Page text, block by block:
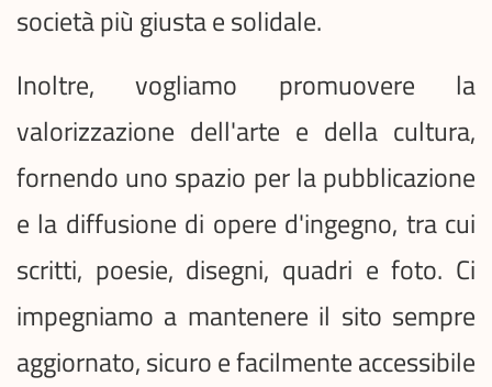
società più giusta e solidale.
Inoltre, vogliamo promuovere la
valorizzazione dell'arte e della cultura,
fornendo uno spazio per la pubblicazione
e la diffusione di opere d'ingegno, tra cui
scritti, poesie, disegni, quadri e foto. Ci
impegniamo a mantenere il sito sempre
aggiornato, sicuro e facilmente accessibile